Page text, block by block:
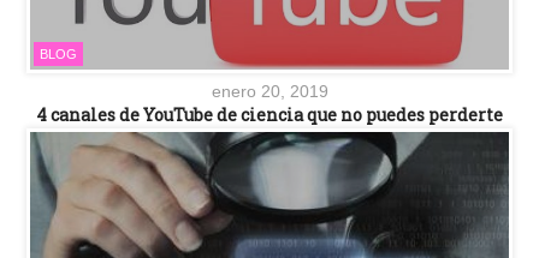
BLOG
enero 20, 2019
4 canales de YouTube de ciencia que no puedes perderte